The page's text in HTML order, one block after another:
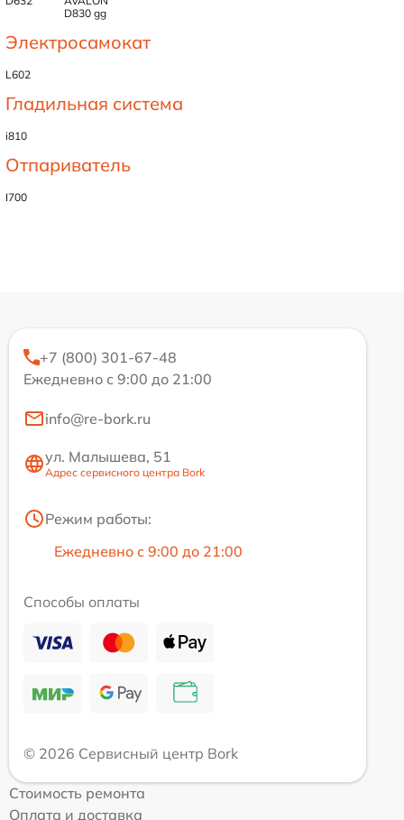
D830 gg
Электросамокат
L602
Гладильная система
i810
Отпариватель
I700
+7 (800) 301-67-48
Ежедневно с 9:00 до 21:00
info@re-bork.ru
ул. Малышева, 51
Адрес сервисного центра Bork
Режим работы:
Ежедневно с 9:00 до 21:00
Способы оплаты
© 2026 Сервисный центр Bork
Стоимость ремонта
Оплата и доставка